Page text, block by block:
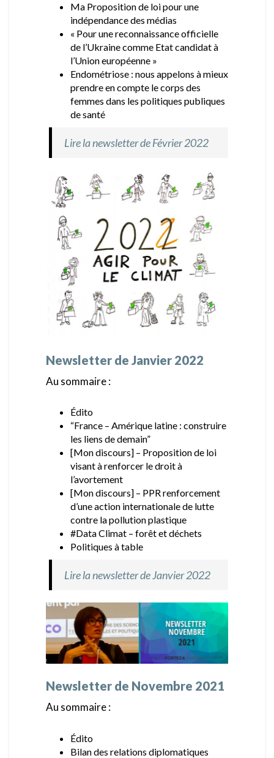
Ma Proposition de loi pour une
indépendance des médias
« Pour une reconnaissance officielle
de l’Ukraine comme Etat candidat à
l’Union européenne »
Endométriose : nous appelons à mieux
prendre en compte le corps des
femmes dans les politiques publiques
de santé
Lire la newsletter de Février 2022
Newsletter de Janvier 2022
Au sommaire :
Édito
“France – Amérique latine : construire
les liens de demain”
[Mon discours] – Proposition de loi
visant à renforcer le droit à
l’avortement
[Mon discours] – PPR renforcement
d’une action internationale de lutte
contre la pollution plastique
#Data Climat – forêt et déchets
Politiques à table
Lire la newsletter de Janvier 2022
Newsletter de Novembre 2021
Au sommaire :
Édito
Bilan des relations diplomatiques